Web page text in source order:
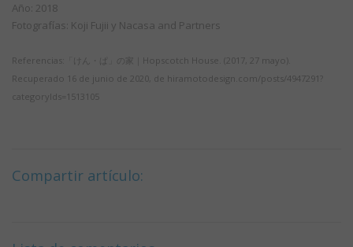
Año: 2018
Fotografías: Koji Fujii y Nacasa and Partners
Referencias:「けん・ぱ」の家｜Hopscotch House. (2017, 27 mayo).
Recuperado 16 de junio de 2020, de hiramotodesign.com/posts/4947291?
categoryIds=1513105
Compartir artículo: